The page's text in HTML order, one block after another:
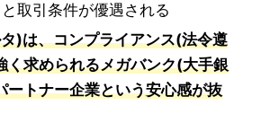
取引条件が優遇される
)は、コンプライアンス(法令遵
く求められるメガバンク(大手銀
ートナー企業という安心感が抜